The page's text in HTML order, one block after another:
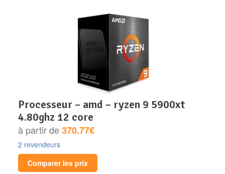
processeur – amd – ryzen 9 5900xt
4.80ghz 12 core
à partir de370.77€
2 revendeurs
Comparer les prix